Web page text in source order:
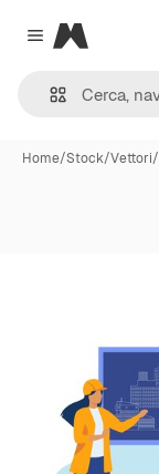
Close menu
Magnific
Home/Stock/Vettori/